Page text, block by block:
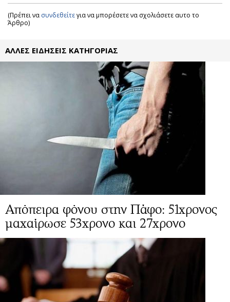
(Πρέπει να συνδεθείτεγια να μπορέσετε να σχολιάσετε αυτο το
Άρθρο)
ΑΛΛΕΣ ΕΙΔΗΣΕΙΣ ΚΑΤΗΓΟΡΙΑΣ
Απόπειρα φόνου στην Πάφο: 51χρονος
μαχαίρωσε 53χρονο και 27χρονο